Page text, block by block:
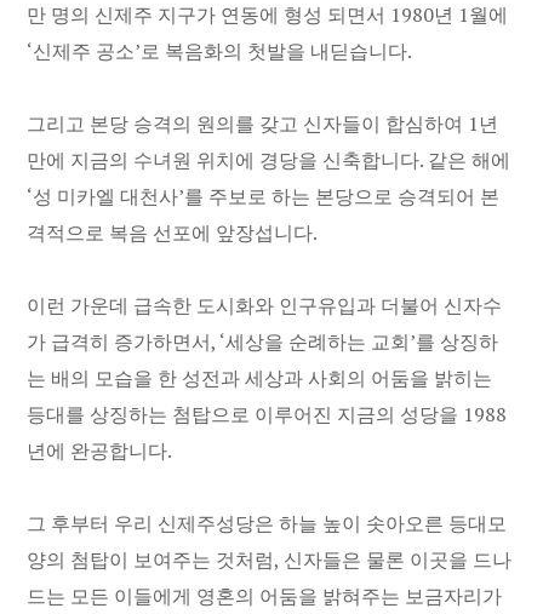
만 명의 신제주 지구가 연동에 형성 되면서 1980년 1월에
‘신제주 공소’로 복음화의 첫발을 내딛습니다.
그리고 본당 승격의 원의를 갖고 신자들이 합심하여 1년
만에 지금의 수녀원 위치에 경당을 신축합니다. 같은 해에
‘성 미카엘 대천사’를 주보로 하는 본당으로 승격되어 본
격적으로 복음 선포에 앞장섭니다.
이런 가운데 급속한 도시화와 인구유입과 더불어 신자수
가 급격히 증가하면서, ‘세상을 순례하는 교회’를 상징하
는 배의 모습을 한 성전과 세상과 사회의 어둠을 밝히는
등대를 상징하는 첨탑으로 이루어진 지금의 성당을 1988
년에 완공합니다.
그 후부터 우리 신제주성당은 하늘 높이 솟아오른 등대모
양의 첨탑이 보여주는 것처럼, 신자들은 물론 이곳을 드나
드는 모든 이들에게 영혼의 어둠을 밝혀주는 보금자리가